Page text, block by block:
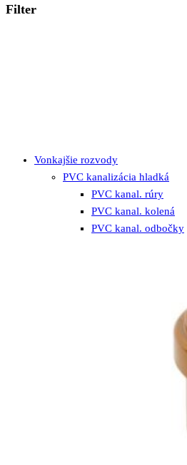
Filter
Vonkajšie rozvody
PVC kanalizácia hladká
PVC kanal. rúry
PVC kanal. kolená
PVC kanal. odbočky